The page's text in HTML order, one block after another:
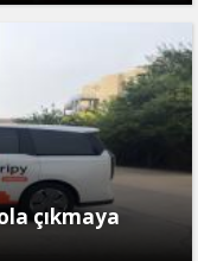
çıkmaya